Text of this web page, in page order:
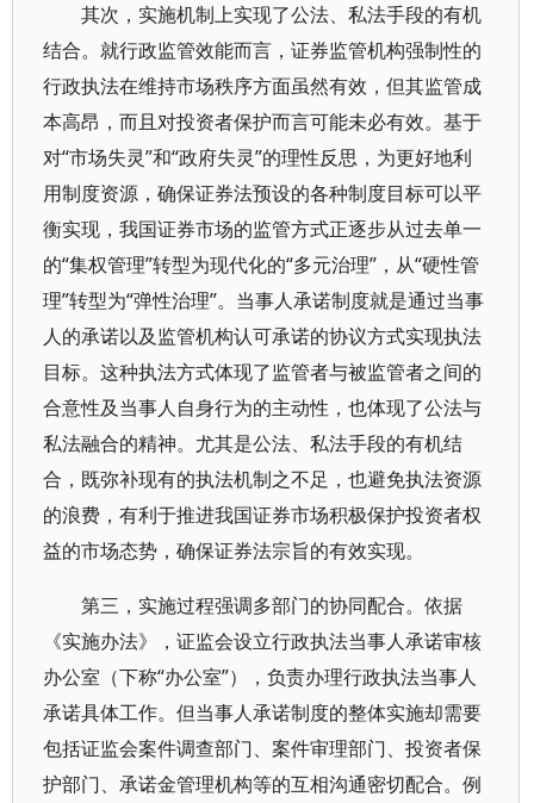
其次，实施机制上实现了公法、私法手段的有机
结合。就行政监管效能而言，证券监管机构强制性的
行政执法在维持市场秩序方面虽然有效，但其监管成
本高昂，而且对投资者保护而言可能未必有效。基于
对“市场失灵”和“政府失灵”的理性反思，为更好地利
用制度资源，确保证券法预设的各种制度目标可以平
衡实现，我国证券市场的监管方式正逐步从过去单一
的“集权管理”转型为现代化的“多元治理”，从“硬性管
理”转型为“弹性治理”。当事人承诺制度就是通过当事
人的承诺以及监管机构认可承诺的协议方式实现执法
目标。这种执法方式体现了监管者与被监管者之间的
合意性及当事人自身行为的主动性，也体现了公法与
私法融合的精神。尤其是公法、私法手段的有机结
合，既弥补现有的执法机制之不足，也避免执法资源
的浪费，有利于推进我国证券市场积极保护投资者权
益的市场态势，确保证券法宗旨的有效实现。
第三，实施过程强调多部门的协同配合。依据
《实施办法》，证监会设立行政执法当事人承诺审核
办公室（下称“办公室”），负责办理行政执法当事人
承诺具体工作。但当事人承诺制度的整体实施却需要
包括证监会案件调查部门、案件审理部门、投资者保
护部门、承诺金管理机构等的互相沟通密切配合。例